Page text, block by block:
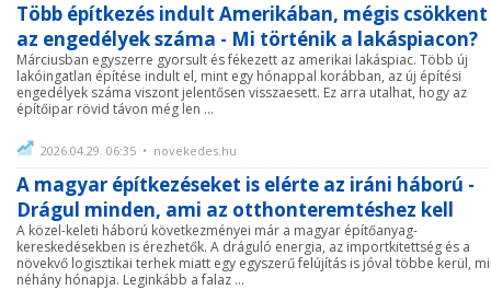
Több építkezés indult Amerikában, mégis csökkent
az engedélyek száma - Mi történik a lakáspiacon?
Márciusban egyszerre gyorsult és fékezett az amerikai lakáspiac. Több új
lakóingatlan építése indult el, mint egy hónappal korábban, az új építési
engedélyek száma viszont jelentősen visszaesett. Ez arra utalhat, hogy az
építőipar rövid távon még len ...
2026.04.29. 06:35 • novekedes.hu
A magyar építkezéseket is elérte az iráni háború -
Drágul minden, ami az otthonteremtéshez kell
A közel-keleti háború következményei már a magyar építőanyag-
kereskedésekben is érezhetők. A dráguló energia, az importkitettség és a
növekvő logisztikai terhek miatt egy egyszerű felújítás is jóval többe kerül,
néhány hónapja. Leginkább a falaz ...